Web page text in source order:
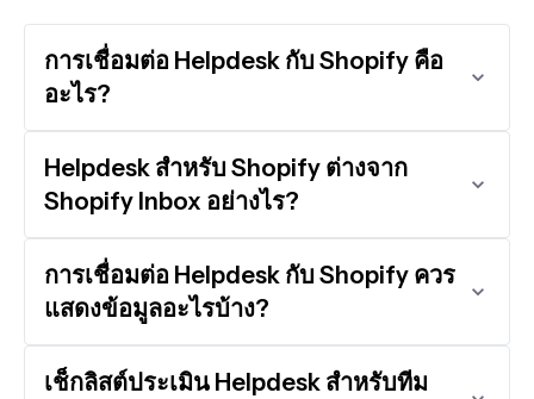
การเชื่อมต่อ Helpdesk กับ Shopify คือ
อะไร?
Helpdesk สำหรับ Shopify ต่างจาก
Shopify Inbox อย่างไร?
การเชื่อมต่อ Helpdesk กับ Shopify ควร
แสดงข้อมูลอะไรบ้าง?
เช็กลิสต์ประเมิน Helpdesk สำหรับทีม